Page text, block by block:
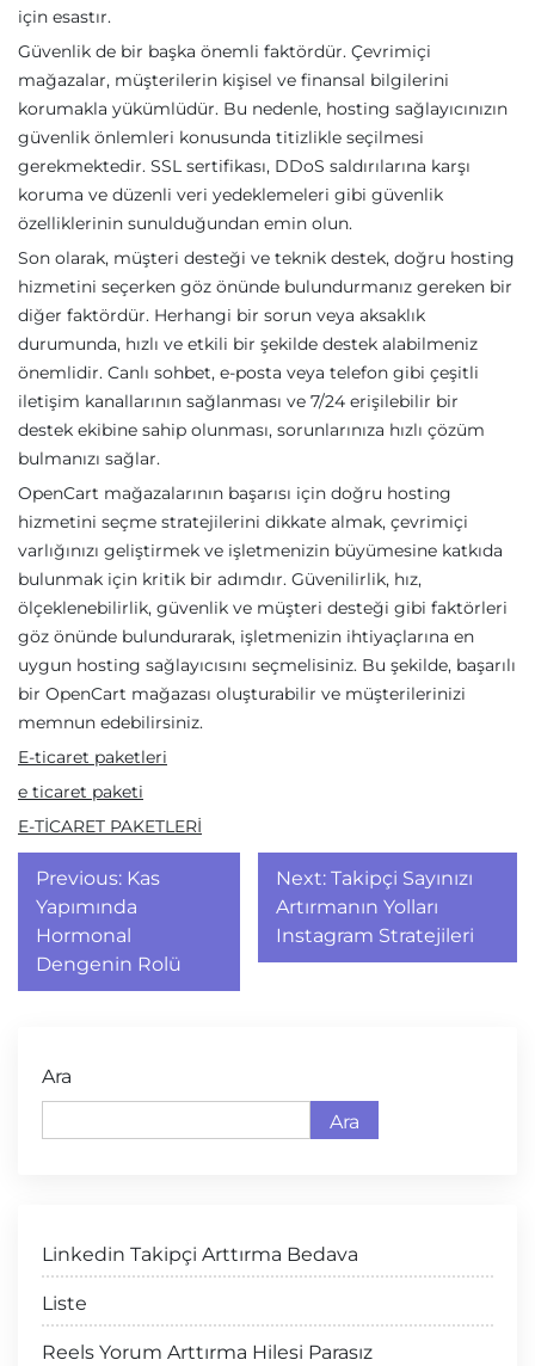
için esastır.
Güvenlik de bir başka önemli faktördür. Çevrimiçi
mağazalar, müşterilerin kişisel ve finansal bilgilerini
korumakla yükümlüdür. Bu nedenle, hosting sağlayıcınızın
güvenlik önlemleri konusunda titizlikle seçilmesi
gerekmektedir. SSL sertifikası, DDoS saldırılarına karşı
koruma ve düzenli veri yedeklemeleri gibi güvenlik
özelliklerinin sunulduğundan emin olun.
Son olarak, müşteri desteği ve teknik destek, doğru hosting
hizmetini seçerken göz önünde bulundurmanız gereken bir
diğer faktördür. Herhangi bir sorun veya aksaklık
durumunda, hızlı ve etkili bir şekilde destek alabilmeniz
önemlidir. Canlı sohbet, e-posta veya telefon gibi çeşitli
iletişim kanallarının sağlanması ve 7/24 erişilebilir bir
destek ekibine sahip olunması, sorunlarınıza hızlı çözüm
bulmanızı sağlar.
OpenCart mağazalarının başarısı için doğru hosting
hizmetini seçme stratejilerini dikkate almak, çevrimiçi
varlığınızı geliştirmek ve işletmenizin büyümesine katkıda
bulunmak için kritik bir adımdır. Güvenilirlik, hız,
ölçeklenebilirlik, güvenlik ve müşteri desteği gibi faktörleri
göz önünde bulundurarak, işletmenizin ihtiyaçlarına en
uygun hosting sağlayıcısını seçmelisiniz. Bu şekilde, başarılı
bir OpenCart mağazası oluşturabilir ve müşterilerinizi
memnun edebilirsiniz.
E-ticaret paketleri
e ticaret paketi
E-TİCARET PAKETLERİ
Yazı
gezinmesi
Previous: Kas
Yapımında
Hormonal
Dengenin Rolü
Next: Takipçi Sayınızı
Artırmanın Yolları
Instagram Stratejileri
Ara
Ara
Linkedin Takipçi Arttırma Bedava
Liste
Reels Yorum Arttırma Hilesi Parasız